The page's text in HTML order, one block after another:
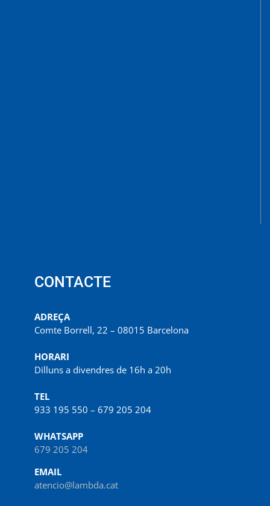
CONTACTE
ADREÇA
Comte Borrell, 22 – 08015 Barcelona
HORARI
Dilluns a divendres de 16h a 20h
TEL
933 195 550 – 679 205 204
WHATSAPP
679 205 204
EMAIL
atencio@lambda.cat